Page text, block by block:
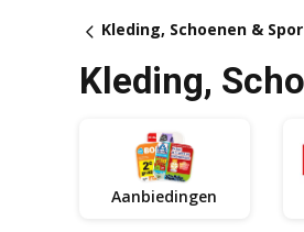
Kleding, Schoenen &
Kleding,
Aanbiedingen